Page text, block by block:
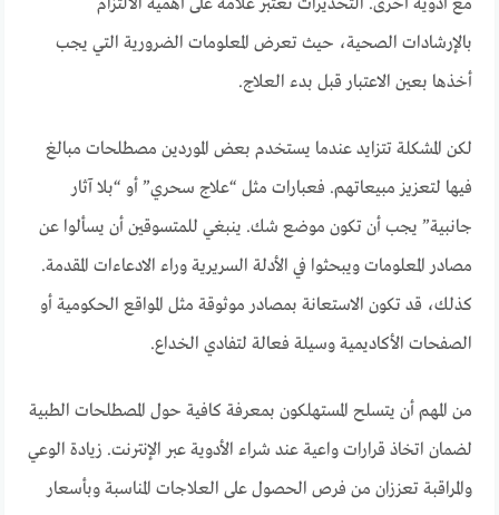
بالإرشادات الصحية، حيث تعرض المعلومات الضرورية التي يجب
أخذها بعين الاعتبار قبل بدء العلاج.
لكن المشكلة تتزايد عندما يستخدم بعض الموردين مصطلحات مبالغ
فيها لتعزيز مبيعاتهم. فعبارات مثل “علاج سحري” أو “بلا آثار
جانبية” يجب أن تكون موضع شك. ينبغي للمتسوقين أن يسألوا عن
مصادر المعلومات ويبحثوا في الأدلة السريرية وراء الادعاءات المقدمة.
كذلك، قد تكون الاستعانة بمصادر موثوقة مثل المواقع الحكومية أو
الصفحات الأكاديمية وسيلة فعالة لتفادي الخداع.
من المهم أن يتسلح المستهلكون بمعرفة كافية حول المصطلحات الطبية
لضمان اتخاذ قرارات واعية عند شراء الأدوية عبر الإنترنت. زيادة الوعي
والمراقبة تعززان من فرص الحصول على العلاجات المناسبة وبأسعار